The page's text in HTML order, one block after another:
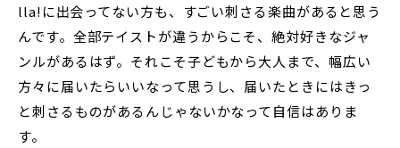
lla!に出会ってない方も、すごい刺さる楽曲があると思う
んです。全部テイストが違うからこそ、絶対好きなジャ
ンルがあるはず。それこそ子どもから大人まで、幅広い
方々に届いたらいいなって思うし、届いたときにはきっ
と刺さるものがあるんじゃないかなって自信はありま
す。